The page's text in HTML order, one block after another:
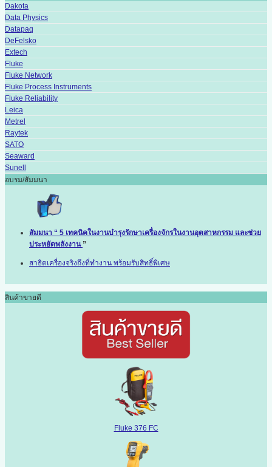
Dakota
Data Physics
Datapaq
DeFelsko
Extech
Fluke
Fluke Network
Fluke Process Instruments
Fluke Reliability
Leica
Metrel
Raytek
SATO
Seaward
Sunell
อบรม/สัมมนา
สัมมนา “ 5 เทคนิคในงานบำรุงรักษาเครื่องจักรในงานอุตสาหกรรม และช่วย
ประหยัดพลังงาน ”
สาธิตเครื่องจริงถึงที่ทำงาน พร้อมรับสิทธิ์พิเศษ
สินค้าขายดี
Fluke 376 FC